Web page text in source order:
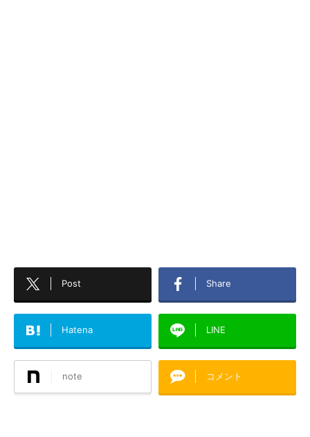
Post Share
Hatena LINE
note コメント